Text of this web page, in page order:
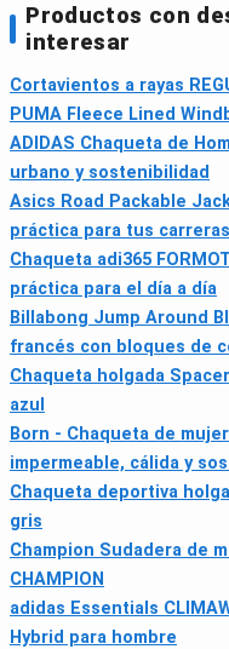
Productos con
interesar
Cortavientos a rayas
PUMA Fleece Lined
ADIDAS Chaqueta de
urbano y sostenibilidad
Asics Road Packable
práctica para tus carreras
Chaqueta adi365
práctica para el día a día
Billabong Jump Around
francés con bloques de
Chaqueta holgada
azul
Born - Chaqueta de
impermeable, cálida y
Chaqueta deportiva
gris
Champion Sudadera de
CHAMPION
adidas Essentials
Hybrid para hombre